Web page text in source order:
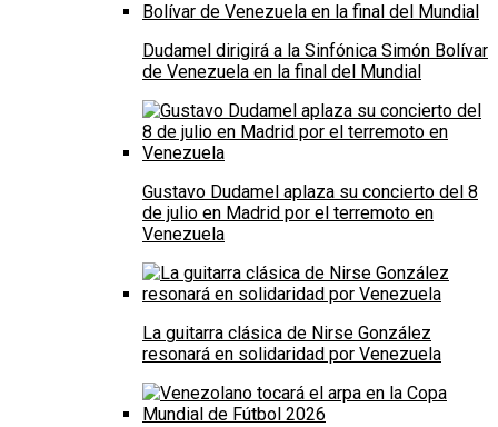
Dudamel dirigirá a la Sinfónica Simón Bolívar
de Venezuela en la final del Mundial
Gustavo Dudamel aplaza su concierto del 8
de julio en Madrid por el terremoto en
Venezuela
La guitarra clásica de Nirse González
resonará en solidaridad por Venezuela